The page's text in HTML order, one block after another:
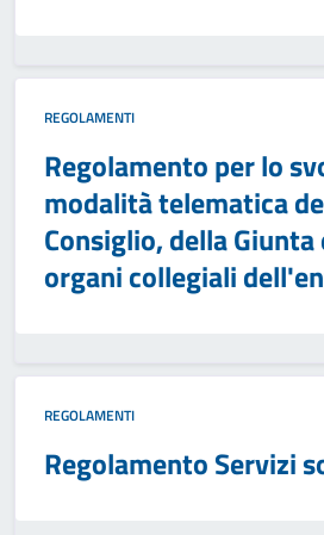
REGOLAMENTI
Regolamento per lo
modalità telematica
Consiglio, della
organi collegiali
REGOLAMENTI
Regolamento Servizi